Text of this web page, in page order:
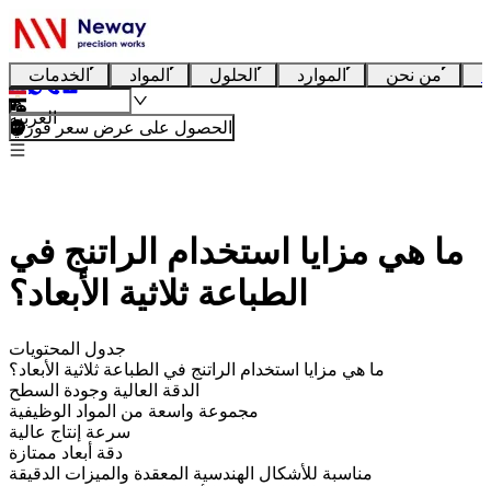
الخدمات المواد الحلول الموارد من نحن
العربية
الحصول على عرض سعر فوري
ما هي مزايا استخدام الراتنج في
الطباعة ثلاثية الأبعاد؟
جدول المحتويات
ما هي مزايا استخدام الراتنج في الطباعة ثلاثية الأبعاد؟
الدقة العالية وجودة السطح
مجموعة واسعة من المواد الوظيفية
سرعة إنتاج عالية
دقة أبعاد ممتازة
مناسبة للأشكال الهندسية المعقدة والميزات الدقيقة